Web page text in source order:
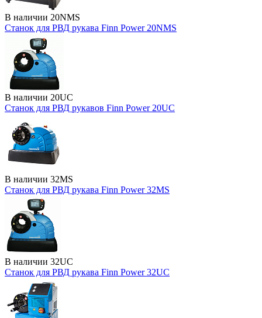
В наличии 20NMS
Станок для РВД рукава Finn Power 20NMS
В наличии 20UC
Станок для РВД рукавов Finn Power 20UC
В наличии 32MS
Станок для РВД рукава Finn Power 32MS
В наличии 32UC
Станок для РВД рукава Finn Power 32UC